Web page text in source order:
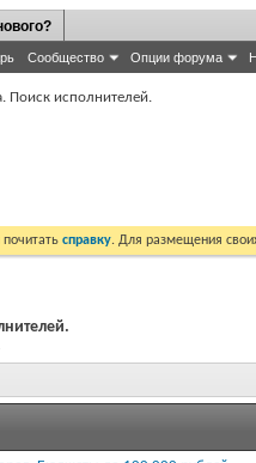
Сообщество Опции форума
Поиск исполнителей.
справку. Для размещения